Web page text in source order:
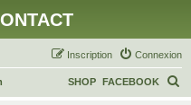
Connexion
Inscription
FACEBOOK
SHOP